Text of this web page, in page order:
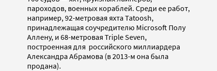
пароходов, военных кораблей. Среди ее работ,
например, 92-метровая яхта Tatoosh,
принадлежащая соучредителю Microsoft Полу
Аллену, и 68-метровая Triple Seven,
построенная для российского миллиардера
Александра Абрамова (в 2013-м она была
продана).